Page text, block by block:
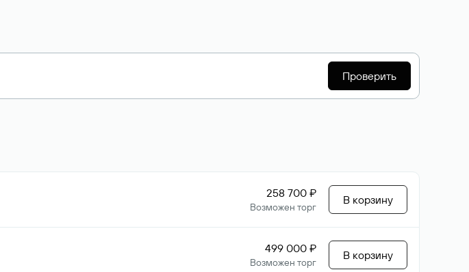
Проверить
258 700 ₽
Возможен торг
В корзину
499 000 ₽
Возможен торг
В корзину